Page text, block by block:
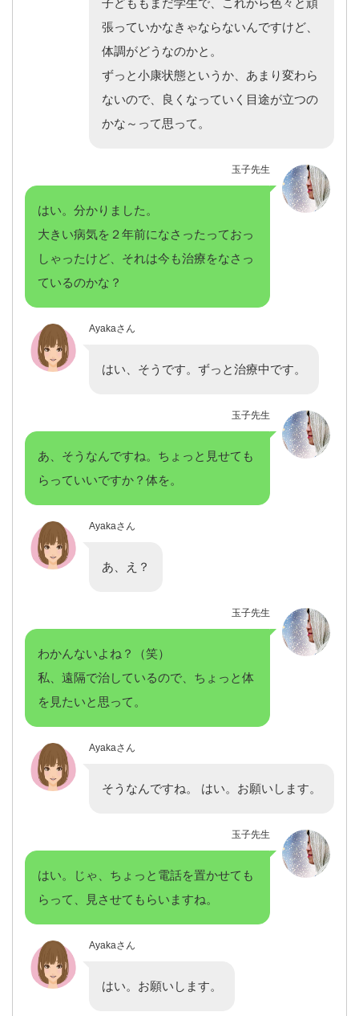
子どももまだ学生で、これから色々と頑
張っていかなきゃならないんですけど、
体調がどうなのかと。
ずっと小康状態というか、あまり変わら
ないので、良くなっていく目途が立つの
かな～って思って。
玉子先生
はい。分かりました。
大きい病気を２年前になさったっておっ
しゃったけど、それは今も治療をなさっ
ているのかな？
Ayakaさん
はい、そうです。ずっと治療中です。
玉子先生
あ、そうなんですね。ちょっと見せても
らっていいですか？体を。
Ayakaさん
あ、え？
玉子先生
わかんないよね？（笑）
私、遠隔で治しているので、ちょっと体
を見たいと思って。
Ayakaさん
そうなんですね。 はい。お願いします。
玉子先生
はい。じゃ、ちょっと電話を置かせても
らって、見させてもらいますね。
Ayakaさん
はい。お願いします。